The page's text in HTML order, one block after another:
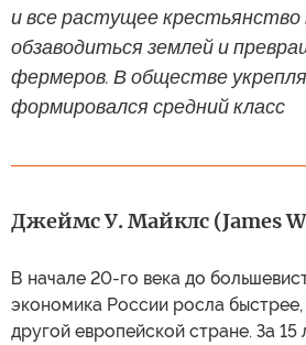
и все растущее крестьянство
обзаводиться землей и
фермеров. В обществе
формировался средний класс
Джеймс У. Майклс (James
В начале 20-го века до
экономика России росла
другой европейской стране. За 15